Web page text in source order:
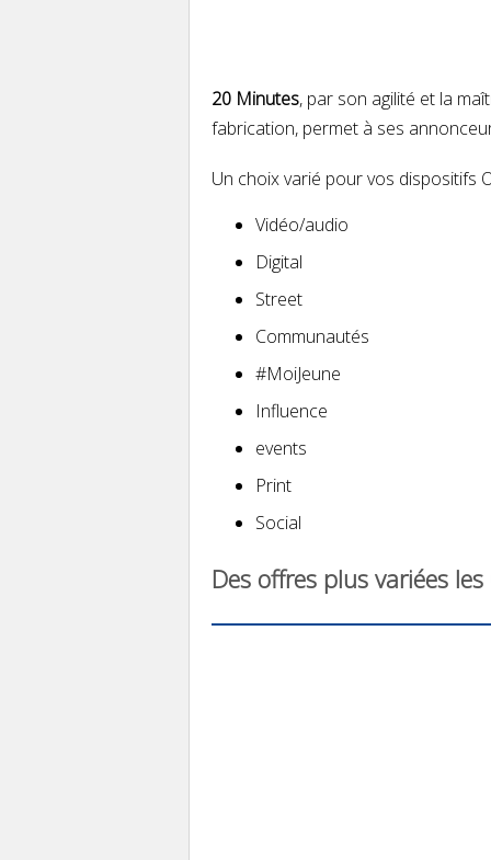
20 Minutes, par son agilité et la
fabrication, permet à ses
Un choix varié pour vos dispositifs
Vidéo/audio
Digital
Street
Communautés
#MoiJeune
Influence
events
Print
Social
Des offres plus variées